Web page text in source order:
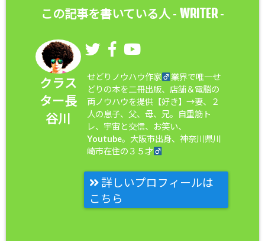
この記事を書いている人 - WRITER-
クラス
ター長
谷川
せどりノウハウ作家
業界で唯一せ
どりの本を二冊出版、店舗＆電脳の
両ノウハウを提供【好き】→妻、２
人の息子、父、母、兄。自重筋ト
レ、宇宙と交信、お笑い、
Youtube。大阪市出身、神奈川県川
崎市在住の３５才
詳しいプロフィールは
こちら